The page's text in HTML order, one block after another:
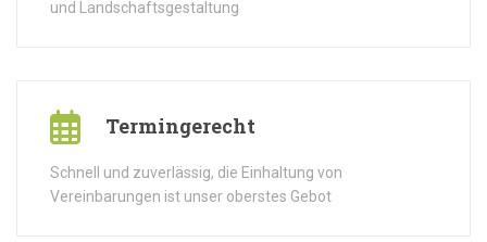
und Landschaftsgestaltung
Termingerecht
Schnell und zuverlässig, die Einhaltung von
Vereinbarungen ist unser oberstes Gebot